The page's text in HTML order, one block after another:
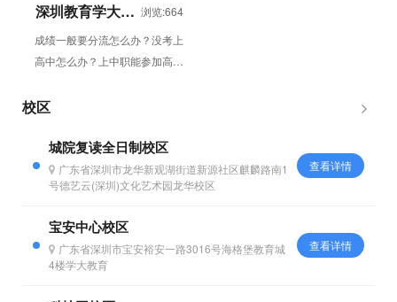
深圳教育学大中 浏览:664
成绩一般要分流怎么办？没考上
高中怎么办？上中职能参加高考
初中毕业怎么参加高考？考不...
校区
城院复读全日制校区
广东省深圳市龙华新观湖街道新源社区麒麟路南1
号德艺云(深圳)文化艺术园龙华校区
查看详情
宝安中心校区
广东省深圳市宝安裕安一路3016号海格堡教育城
4楼学大教育
查看详情